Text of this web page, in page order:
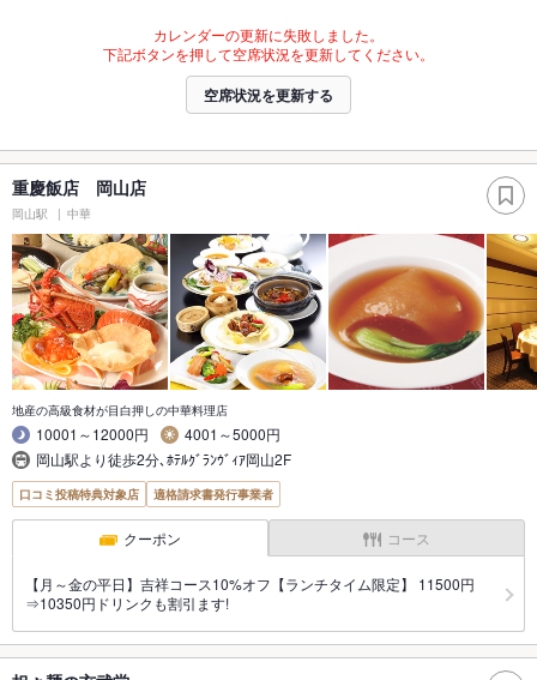
カレンダーの更新に失敗しました。
下記ボタンを押して空席状況を更新してください。
空席状況を更新する
重慶飯店 岡山店
岡山駅 中華
地産の高級食材が目白押しの中華料理店
10001～12000円
4001～5000円
岡山駅より徒歩2分､ﾎﾃﾙｸﾞﾗﾝｳﾞｨｱ岡山2F
口コミ投稿特典対象店 適格請求書発行事業者
クーポン コース
【月～金の平日】吉祥コース10%オフ【ランチタイム限定】 11500円
⇒10350円ドリンクも割引ます!